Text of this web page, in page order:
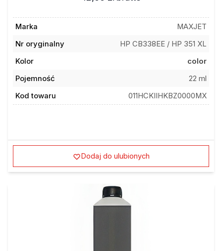
Marka
MAXJET
Nr oryginalny
HP CB338EE / HP 351 XL
Kolor
color
Pojemność
22 ml
Kod towaru
011HCKIIHKBZ0000MX
Dodaj do ulubionych